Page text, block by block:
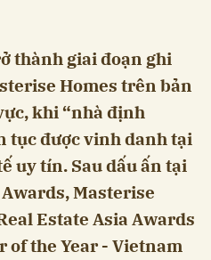
thành giai đoạn ghi
Homes trên bản
khi “nhà định
tục được vinh danh tại
uy tín. Sau dấu ấn tại
Masterise
Estate Asia Awards
of the Year - Vietnam